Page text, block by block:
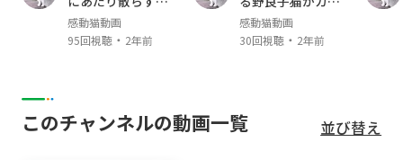
【猫部屋で使用している物】
木製お掃除簡単キャットサークル:
u.be/6VYYZS-Fk2o
ラプレ 壁高ネコトイレ ホワイト:https://yout
クザ猫
感動猫動画
95回視聴・ 2年前
イイ
感動猫動画
30回視聴・ 2年前
このチャンネルの動画一覧 並び替え